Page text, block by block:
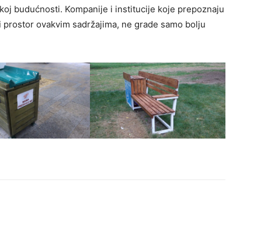
budućnosti. Kompanije i institucije koje prepoznaju
ovakvim sadržajima, ne grade samo bolju